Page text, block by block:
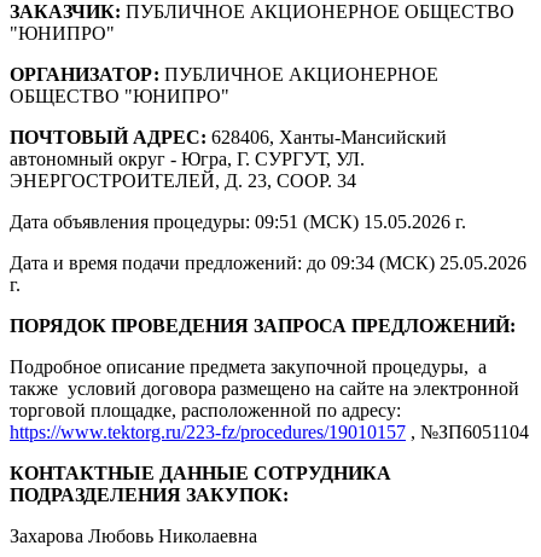
ЗАКАЗЧИК: ПУБЛИЧНОЕ АКЦИОНЕРНОЕ ОБЩЕСТВО
"ЮНИПРО"
ОРГАНИЗАТОР: ПУБЛИЧНОЕ АКЦИОНЕРНОЕ
ОБЩЕСТВО "ЮНИПРО"
ПОЧТОВЫЙ АДРЕС: 628406, Ханты-Мансийский
автономный округ - Югра, Г. СУРГУТ, УЛ.
ЭНЕРГОСТРОИТЕЛЕЙ, Д. 23, СООР. 34
Дата объявления процедуры: 09:51 (МСК) 15.05.2026 г.
Дата и время подачи предложений: до 09:34 (МСК) 25.05.2026
г.
ПОРЯДОК ПРОВЕДЕНИЯ ЗАПРОСА ПРЕДЛОЖЕНИЙ:
Подробное описание предмета закупочной процедуры, а
также условий договора размещено на сайте на электронной
торговой площадке, расположенной по адресу:
https://www.tektorg.ru/223-fz/procedures/19010157 , №ЗП6051104
КОНТАКТНЫЕ ДАННЫЕ СОТРУДНИКА
ПОДРАЗДЕЛЕНИЯ ЗАКУПОК:
Захарова Любовь Николаевна